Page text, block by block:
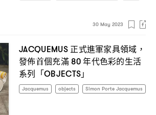
30 May 2023
JACQUEMUS正式進軍家具領域 ，
發佈首個充滿80年代色彩的生活
系列「OBJECTS」
Jacquemus objects Simon Porte Jacquemus